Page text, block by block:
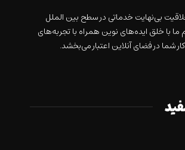
بی‌نهایت خدماتی در سطح بین الملل
ما با خلق ایده‌های نوین همراه با تجربه‌های
شما در فضای آنلاین اعتبار می‌بخشد.